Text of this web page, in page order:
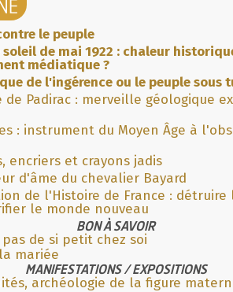
le peuple
soleil de mai 1922 : chaleur
médiatique ?
de l'ingérence ou le peuple sous
de Padirac : merveille géologique
: instrument du Moyen Âge à
encriers et crayons jadis
d'âme du chevalier Bayard
de l'Histoire de France : détruire
le monde nouveau
BON À SAVOIR
de si petit chez soi
mariée
MANIFESTATIONS / EXPOSITIONS
archéologie de la figure